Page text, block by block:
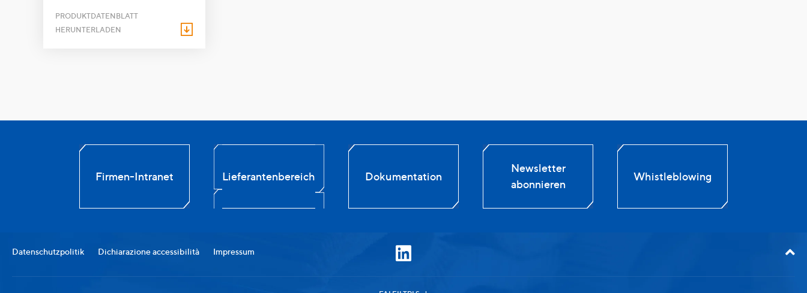
PRODUKTDATENBLATT
HERUNTERLADEN
Firmen-Intranet Lieferantenbereich Dokumentation
Newsletter
abonnieren
Whistleblowing
Datenschutzpolitik Dichiarazione accessibilità Impressum